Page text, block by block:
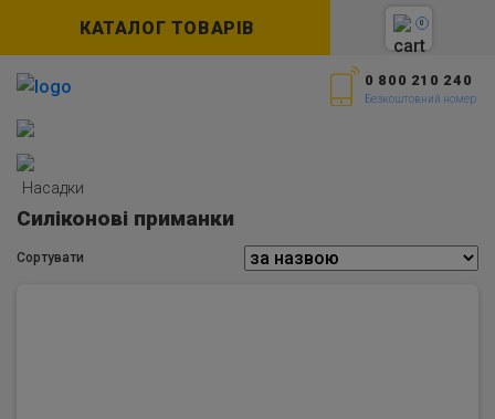
КАТАЛОГ ТОВАРІВ 0
0 800 210 240
Безкоштовний номер
Насадки
Силіконові приманки
Сортувати